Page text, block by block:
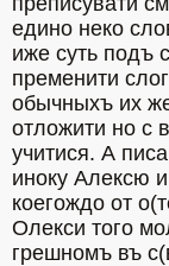
едино неко
иже суть подъ
пременити
обычныхъ их
отложити но с
учитися. А
иноку Алексю
коегождо от
Олекси того
грешномъ въ